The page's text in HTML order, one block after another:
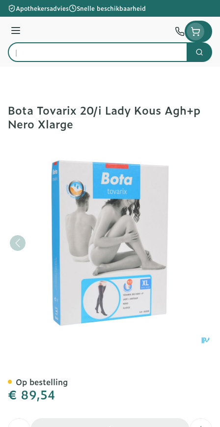
Ga naar de inhoud
Apothekersadvies Snelle beschikbaarheid
Menu
Product, merk, categorie...
Zoek
Bota Tovarix 20/i Lady Kous Agh+p
Nero Xlarge
€ 89,54
Op bestelling